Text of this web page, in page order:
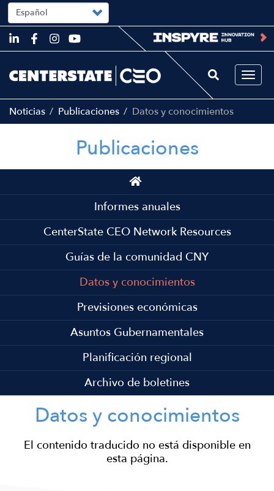
Skip
to
content
Select
your
language
Noticias Publicaciones Datos y conocimientos
Publicaciones
Main
navigation
Informes anuales
CenterState CEO Network Resources
Guías de la comunidad CNY
Datos y conocimientos
Previsiones económicas
Asuntos Gubernamentales
Planificación regional
Archivo de boletines
Datos y conocimientos